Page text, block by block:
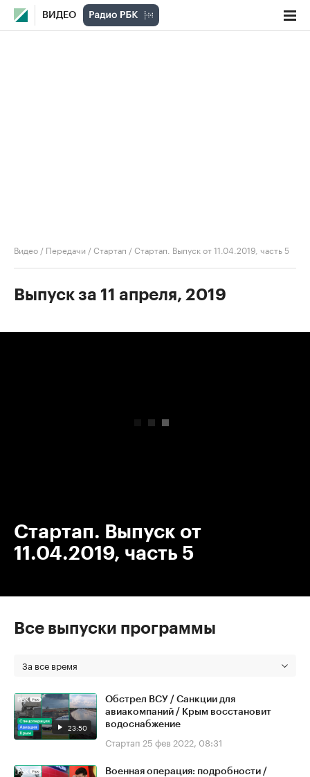
ВИДЕО
Видео / Передачи /Стартап /Стартап. Выпуск от 11.04.2019, часть 5
Выпуск за 11 апреля, 2019
Стартап. Выпуск от
11.04.2019, часть 5
Все выпуски программы
За все время
23:50
Обстрел ВСУ / Санкции для
авиакомпаний / Крым восстановит
водоснабжение
Стартап 25 фев 2022, 08:31
Военная операция: подробности /